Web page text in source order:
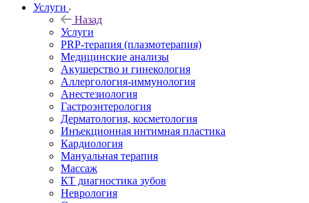
Услуги
Назад
Услуги
PRP-терапия (плазмотерапия)
Медицинские анализы
Акушерство и гинекология
Аллергология-иммунология
Анестезиология
Гастроэнтерология
Дерматология, косметология
Инъекционная интимная пластика
Кардиология
Мануальная терапия
Массаж
КТ диагностика зубов
Неврология